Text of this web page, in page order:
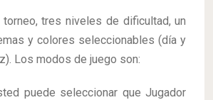
tres niveles de dificultad, un
y colores seleccionables (día y
Los modos de juego son:
puede seleccionar que Jugador